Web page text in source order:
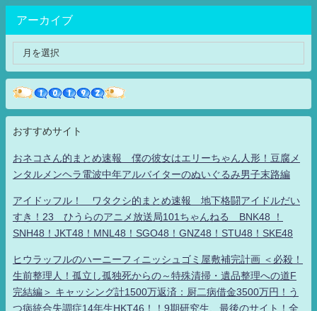
アーカイブ
おすすめサイト
おネコさん的まとめ速報 僕の彼女はエリーちゃん人形！豆腐メ
ンタルメンヘラ電波中年アルバイターのぬいぐるみ男子末路編
アイドッフル！ ワタクシ的まとめ速報 地下格闘アイドルだい
すき！23 ひうらのアニメ放送局101ちゃんねる BNK48 ！
SNH48！JKT48！MNL48！SGO48！GNZ48！STU48！SKE48
ヒウラッフルのハーニーフィニッシュゴミ屋敷補完計画 ＜必殺！
生前整理人！孤立し孤独死からの～特殊清掃・遺品整理への道F
完結編＞ キャッシング計1500万返済：厨二病借金3500万円！う
つ病統合失調症14年生HKT46！！9期研究生、最後のサイト！全